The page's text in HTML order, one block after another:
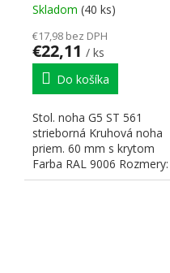
Skladom (40 ks)
€17,98 bez DPH
€22,11 / ks
Do košíka
Stol. noha G5 ST 561
strieborná Kruhová noha
priem. 60 mm s krytom
Farba RAL 9006 Rozmery:
priem. 60x680–770 H Na...